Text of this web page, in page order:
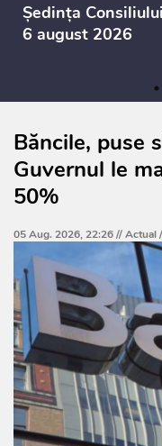
Ședința
6 august 2026
Băncile, puse
Guvernul le
50%
05 Aug. 2026, 22:26 //Actual